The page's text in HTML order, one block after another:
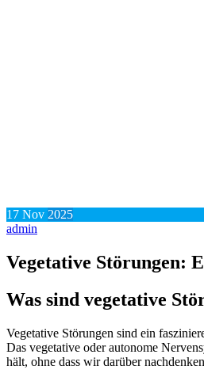
17 Nov 2025
admin
Vegetative Störungen:
Was sind vegetative
Vegetative Störungen sind ein
Das vegetative oder autonome
hält, ohne dass wir darüber